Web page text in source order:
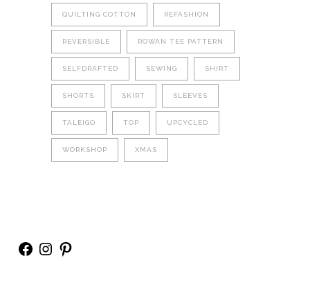
QUILTING COTTON REFASHION
REVERSIBLE ROWAN TEE PATTERN
SELFDRAFTED SEWING SHIRT
SHORTS SKIRT SLEEVES
TALEIGO TOP UPCYCLED
WORKSHOP XMAS
Facebook
Instagram
Pinterest